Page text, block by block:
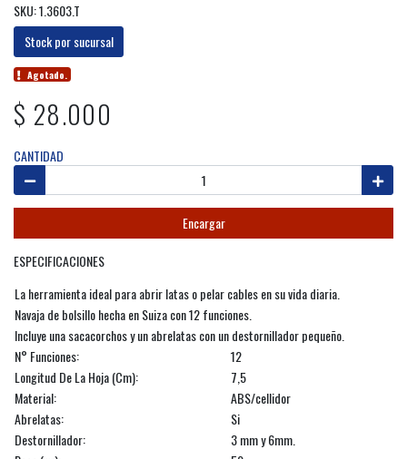
SKU: 1.3603.T
Stock por sucursal
Agotado.
$ 28.000
CANTIDAD
Encargar
ESPECIFICACIONES
La herramienta ideal para abrir latas o pelar cables en su vida diaria.
Navaja de bolsillo hecha en Suiza con 12 funciones.
Incluye una sacacorchos y un abrelatas con un destornillador pequeño.
N° Funciones:
12
Longitud De La Hoja (Cm):
7,5
Material:
ABS/cellidor
Abrelatas:
Si
Destornillador:
3 mm y 6mm.